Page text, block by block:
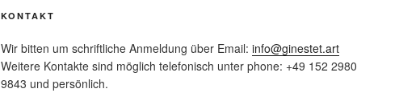
KONTAKT
Wir bitten um schriftliche Anmeldung über Email:info@ginestet.art
Weitere Kontakte sind möglich telefonisch unter phone: +49 152 2980
9843 und persönlich.